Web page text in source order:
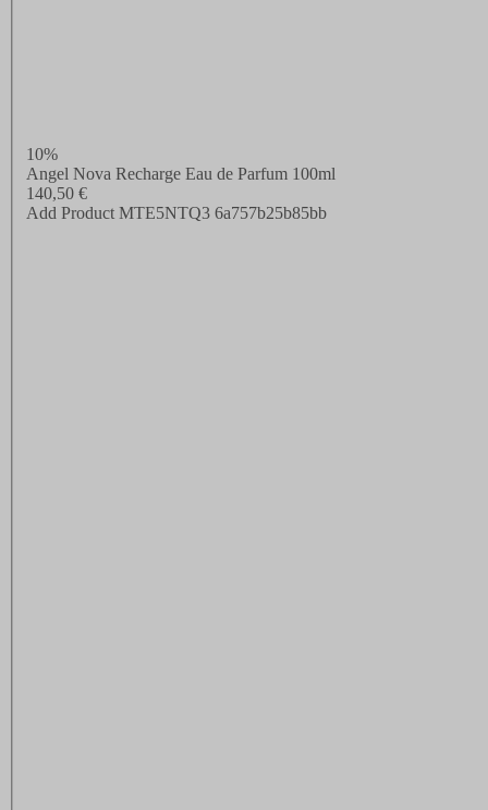
10%
Angel Nova Recharge Eau de Parfum 100ml
140,50 €
Add Product MTE5NTQ3 6a757b25b85bb